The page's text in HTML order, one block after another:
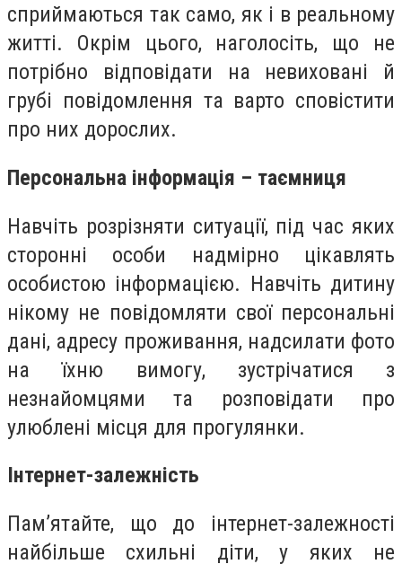
сприймаються так само, як і в реальному
житті. Окрім цього, наголосіть, що не
потрібно відповідати на невиховані й
грубі повідомлення та варто сповістити
про них дорослих.
Персональна інформація – таємниця
Навчіть розрізняти ситуації, під час яких
сторонні особи надмірно цікавлять
особистою інформацією. Навчіть дитину
нікому не повідомляти свої персональні
дані, адресу проживання, надсилати фото
на їхню вимогу, зустрічатися з
незнайомцями та розповідати про
улюблені місця для прогулянки.
Інтернет-залежність
Пам’ятайте, що до інтернет-залежності
найбільше схильні діти, у яких не